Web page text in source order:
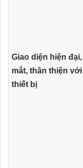
Giao diện hiện
mắt, thân thiện
thiết bị